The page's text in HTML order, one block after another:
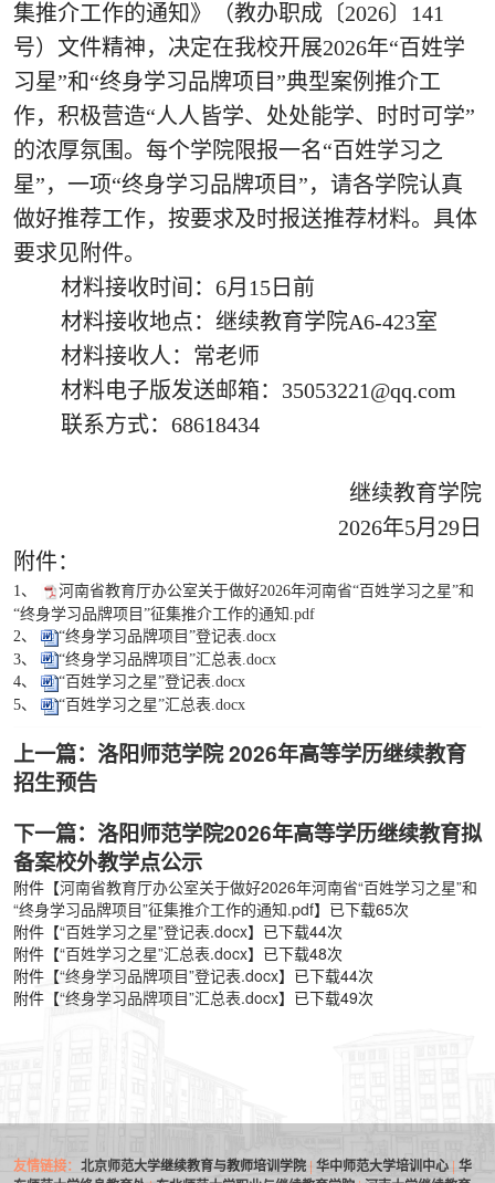
集推介工作的通知》（教办职成〔2026〕141
号）文件精神，决定在我校开展2026年“百姓学
习星”和“终身学习品牌项目”典型案例推介工
作，积极营造“人人皆学、处处能学、时时可学”
的浓厚氛围。每个学院限报一名“百姓学习之
星”，一项“终身学习品牌项目”，请各学院认真
做好推荐工作，按要求及时报送推荐材料。具体
要求见附件。
材料接收时间：6月15日前
材料接收地点：继续教育学院A6-423室
材料接收人：常老师
材料电子版发送邮箱：35053221@qq.com
联系方式：68618434
继续教育学院
2026年5月29日
附件：
1、
河南省教育厅办公室关于做好2026年河南省“百姓学习之星”和
“终身学习品牌项目”征集推介工作的通知.pdf
2、
“终身学习品牌项目”登记表.docx
3、
“终身学习品牌项目”汇总表.docx
4、
“百姓学习之星”登记表.docx
5、
“百姓学习之星”汇总表.docx
上一篇：洛阳师范学院 2026年高等学历继续教育
招生预告
下一篇：洛阳师范学院2026年高等学历继续教育拟
备案校外教学点公示
附件【河南省教育厅办公室关于做好2026年河南省“百姓学习之星”和
“终身学习品牌项目”征集推介工作的通知.pdf】已下载65次
附件【“百姓学习之星”登记表.docx】已下载44次
附件【“百姓学习之星”汇总表.docx】已下载48次
附件【“终身学习品牌项目”登记表.docx】已下载44次
附件【“终身学习品牌项目”汇总表.docx】已下载49次
友情链接： 北京师范大学继续教育与教师培训学院 | 华中师范大学培训中心 | 华